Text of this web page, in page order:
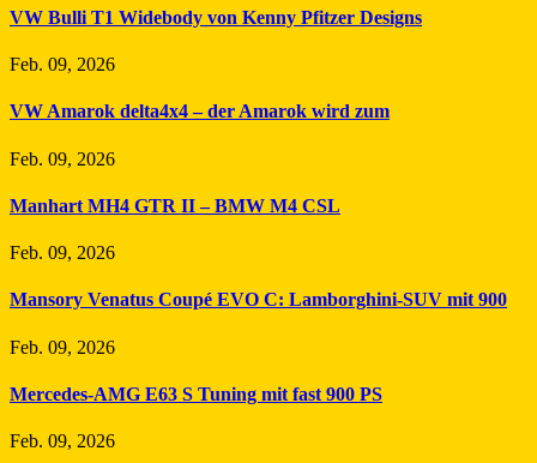
VW Bulli T1 Widebody von Kenny Pfitzer Designs
Feb. 09, 2026
VW Amarok delta4x4 – der Amarok wird zum
Feb. 09, 2026
Manhart MH4 GTR II – BMW M4 CSL
Feb. 09, 2026
Mansory Venatus Coupé EVO C: Lamborghini-SUV mit 900
Feb. 09, 2026
Mercedes-AMG E63 S Tuning mit fast 900 PS
Feb. 09, 2026